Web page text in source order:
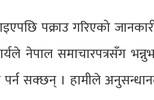
पक्राउ गरिएको
नेपाल समाचारपत्रसँग
सक्छन् । हामीले